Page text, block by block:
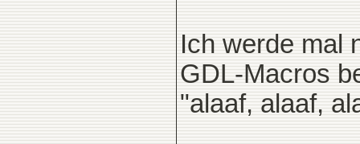
Ich werde mal
GDL-Macros
"alaaf, alaaf,